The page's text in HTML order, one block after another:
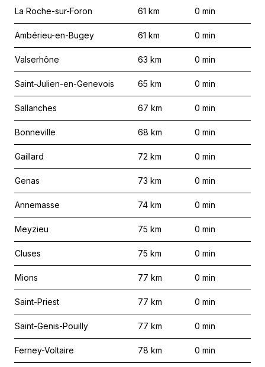
La Roche-sur-Foron 61 km 0 min
Ambérieu-en-Bugey 61 km 0 min
Valserhône 63 km 0 min
Saint-Julien-en-Genevois 65 km 0 min
Sallanches 67 km 0 min
Bonneville 68 km 0 min
Gaillard 72 km 0 min
Genas 73 km 0 min
Annemasse 74 km 0 min
Meyzieu 75 km 0 min
Cluses 75 km 0 min
Mions 77 km 0 min
Saint-Priest 77 km 0 min
Saint-Genis-Pouilly 77 km 0 min
Ferney-Voltaire 78 km 0 min